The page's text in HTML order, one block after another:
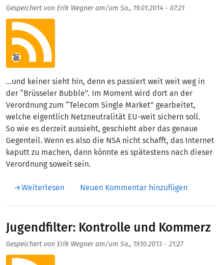
Gespeichert von Erik Wegneram/um So., 19.01.2014 - 07:21
Aufmacherbild
…und keiner sieht hin, denn es passiert weit weit weg in
der “Brüsseler Bubble”. Im Moment wird dort an der
Verordnung zum “Telecom Single Market” gearbeitet,
welche eigentlich Netzneutralität EU-weit sichern soll.
So wie es derzeit aussieht, geschieht aber das genaue
Gegenteil. Wenn es also die NSA nicht schafft, das Internet
kaputt zu machen, dann könnte es spätestens nach dieser
Verordnung soweit sein.
Weiterlesen über Stell Dir vor es kommt schlimmer als
Neuen Kommentar hinzufügen
Jugendfilter: Kontrolle und Kommerz
Gespeichert von Erik Wegneram/um Sa., 19.10.2013 - 21:27
Aufmacherbild